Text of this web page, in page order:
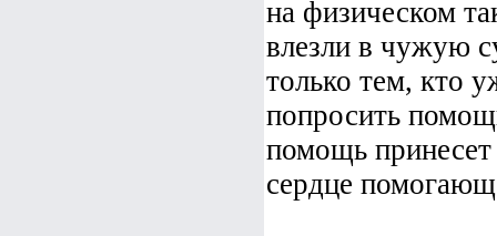
на физическом
влезли в чужую
только тем, кто
попросить
помощь
сердце